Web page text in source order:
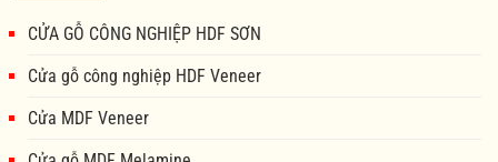
CỬA GỖ CÔNG NGHIỆP HDF SƠN
Cửa gỗ công nghiệp HDF Veneer
Cửa MDF Veneer